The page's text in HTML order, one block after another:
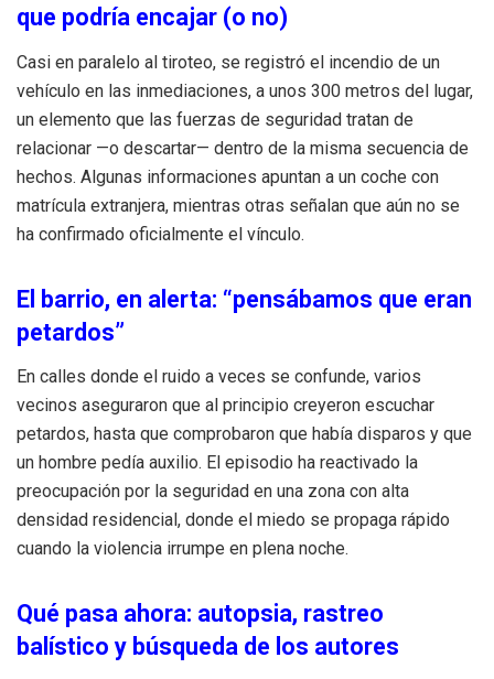
que podría encajar (o no)
Casi en paralelo al tiroteo, se registró el incendio de un
vehículo en las inmediaciones, a unos 300 metros del lugar,
un elemento que las fuerzas de seguridad tratan de
relacionar —o descartar— dentro de la misma secuencia de
hechos. Algunas informaciones apuntan a un coche con
matrícula extranjera, mientras otras señalan que aún no se
ha confirmado oficialmente el vínculo.
El barrio, en alerta: “pensábamos que eran
petardos”
En calles donde el ruido a veces se confunde, varios
vecinos aseguraron que al principio creyeron escuchar
petardos, hasta que comprobaron que había disparos y que
un hombre pedía auxilio. El episodio ha reactivado la
preocupación por la seguridad en una zona con alta
densidad residencial, donde el miedo se propaga rápido
cuando la violencia irrumpe en plena noche.
Qué pasa ahora: autopsia, rastreo
balístico y búsqueda de los autores